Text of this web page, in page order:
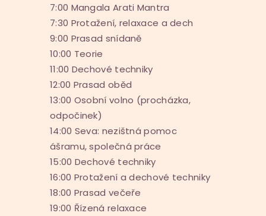
7:00 Mangala Arati Mantra
7:30 Protažení, relaxace a dech
9:00 Prasad snídaně
10:00 Teorie
11:00 Dechové techniky
12:00 Prasad oběd
13:00 Osobní volno (procházka,
odpočinek)
14:00 Seva: nezištná pomoc
ášramu, společná práce
15:00 Dechové techniky
16:00 Protažení a dechové techniky
18:00 Prasad večeře
19:00 Řízená relaxace